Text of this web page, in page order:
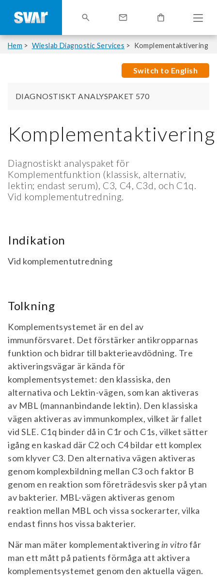
Hem Wieslab Diagnostic Services Komplementaktivering
Switch to English
DIAGNOSTISKT ANALYSPAKET 570
Komplementaktivering
Diagnostiskt analyspaket för
Komplementfunktion (klassisk, alternativ,
lektin; endast serum), C3, C4, C3d, och C1q.
Vid komplementutredning.
Indikation
Vid komplementutredning
Tolkning
Komplementsystemet är en del av
immunförsvaret. Det förstärker antikropparnas
funktion och bidrar till bakterieavdödning. Tre
aktiveringsvägar är kända för
komplementsystemet: den klassiska, den
alternativa och Lektin-vägen, som kan aktiveras
av MBL (mannanbindande lektin). Den klassiska
vägen aktiveras av immunkomplex, vilket är fallet
vid SLE. C1q binder då in C1r och C1s, vilket sätter
igång en kaskad där C2 och C4 bildar ett komplex
som klyver C3. Den alternativa vägen aktiveras
genom komplexbildning mellan C3 och faktor B
genom en reaktion som företrädesvis sker på ytan
av bakterier. MBL-vägen aktiveras genom
reaktion mellan MBL och vissa sockerarter, vilka
endast finns hos vissa bakterier.
När man mäter komplementaktivering in vitrofår
man ett mått på patients förmåga att aktivera
komplementsystemet genom den aktuella vägen.